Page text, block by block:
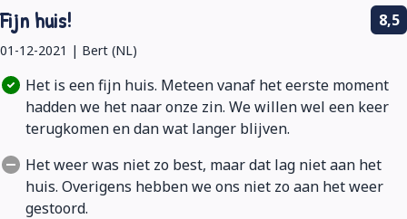
Fijn huis!
01-12-2021 | Bert (NL)
8,5
Het is een fijn huis. Meteen vanaf het eerste moment
hadden we het naar onze zin. We willen wel een keer
terugkomen en dan wat langer blijven.
Het weer was niet zo best, maar dat lag niet aan het
huis. Overigens hebben we ons niet zo aan het weer
gestoord.